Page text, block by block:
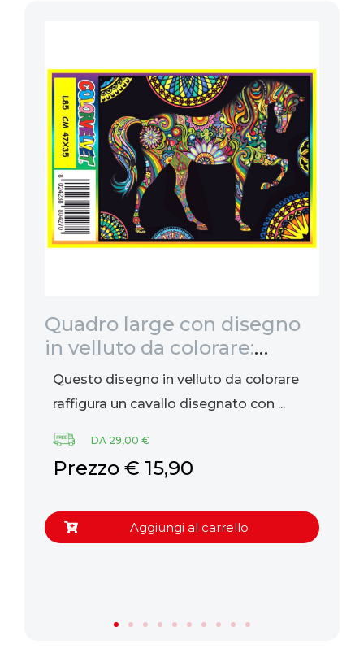
Quadro large con disegno
in velluto da colorare:
Cavallo mandala, 47x35cm
Questo disegno in velluto da colorare
raffigura un cavallo disegnato con ...
DA 29,00 €
Prezzo € 15,90
Aggiungi al carrello